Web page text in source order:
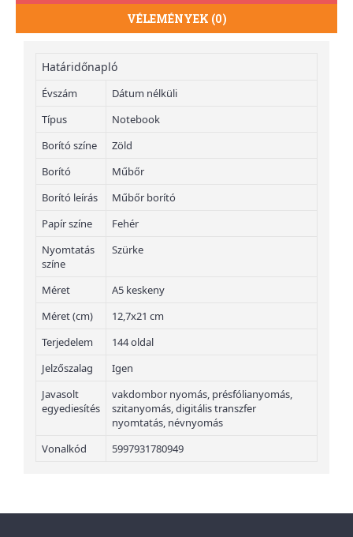
VÉLEMÉNYEK (0)
Határidőnapló
Évszám
Dátum nélküli
Típus
Notebook
Borító színe
Zöld
Borító
Műbőr
Borító leírás
Műbőr borító
Papír színe
Fehér
Nyomtatás
színe
Szürke
Méret
A5 keskeny
Méret (cm)
12,7x21 cm
Terjedelem
144 oldal
Jelzőszalag
Igen
Javasolt
egyediesítés
vakdombor nyomás, présfólianyomás,
szitanyomás, digitális transzfer
nyomtatás, névnyomás
Vonalkód
5997931780949